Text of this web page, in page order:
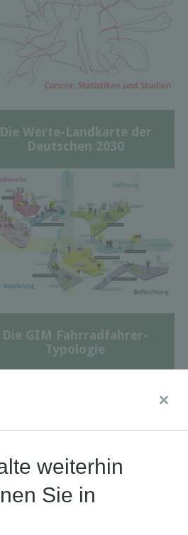
Die Werte-Landkarte der
Deutschen 2030
Die GIM Fahrradfahrer-
Typologie